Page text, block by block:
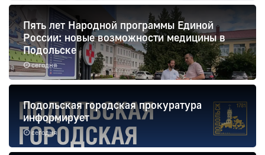
сегодня
Пять лет Народной программы Единой
России: новые возможности медицины в
Подольске
сегодня
Подольская городская прокуратура
информирует